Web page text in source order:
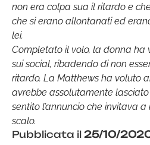
non era colpa sua il ritardo e
che si erano allontanati ed
lei.
Completato il volo, la donna ha
sui social, ribadendo di non
ritardo. La Matthews ha voluto
avrebbe assolutamente lasciato
sentito l’annuncio che invitava
scalo.
Pubblicata il 25/10/